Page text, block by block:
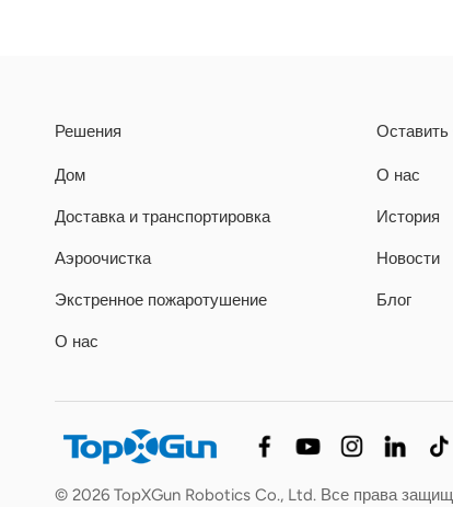
Решения
Дом
Доставка и транспортировка
Аэроочистка
Экстренное пожаротушение
О нас
О нас
История
Новости
Блог
© 2026 TopXGun Robotics Co., Ltd. Все права